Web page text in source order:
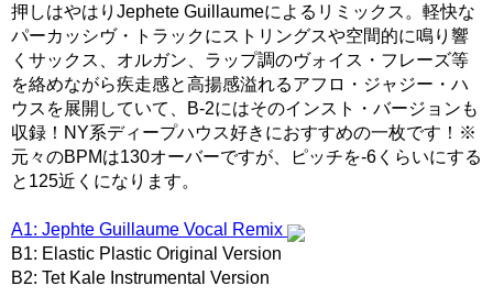
押しはやはりJephete Guillaumeによるリミックス。軽快な
パーカッシヴ・トラックにストリングスや空間的に鳴り響
くサックス、オルガン、ラップ調のヴォイス・フレーズ等
を絡めながら疾走感と高揚感溢れるアフロ・ジャジー・ハ
ウスを展開していて、B-2にはそのインスト・バージョンも
収録！NY系ディープハウス好きにおすすめの一枚です！※
元々のBPMは130オーバーですが、ピッチを-6くらいにする
と125近くになります。
A1: Jephte Guillaume Vocal Remix
B1: Elastic Plastic Original Version
B2: Tet Kale Instrumental Version